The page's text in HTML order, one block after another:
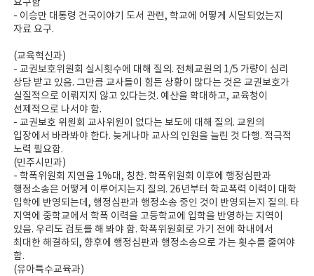
요구함
- 이승만 대통령 건국이야기 도서 관련, 학교에 어떻게 시달되었는지
자료 요구.
(교육혁신과)
- 교권보호위원회 실시횟수에 대해 질의. 전체교원의 1/5 가량이 심리
상담 받고 있음. 그만큼 교사들이 힘든 상황이 많다는 것은 교권보호가
실질적으로 이뤄지지 않고 있다는것. 예산을 확대하고, 교육청이
선제적으로 나서야 함.
- 교권보호 위원회 교사위원이 없다는 보도에 대해 질의. 교원의
입장에서 바라봐야 한다. 늦게나마 교사의 인원을 늘린 것 다행. 적극적
노력 필요함.
(민주시민과)
- 학폭위원회 지연율 1%대, 칭찬. 학폭위원회 이후에 행정심판과
행정소송은 어떻게 이루어지는지 질의. 26년부터 학교폭력 이력이 대학
입학에 반영되는데, 행정심판과 행정소송 중인 것이 반영되는지 질의. 타
지역에 중학교에서 학폭 이력을 고등학교에 입학을 반영하는 지역이
있음. 우리도 검토를 해 봐야 함. 학폭위원회로 가기 전에 학내에서
최대한 해결하되, 향후에 행정심판과 행정소송으로 가는 횟수를 줄여야
함.
(유아특수교육과)